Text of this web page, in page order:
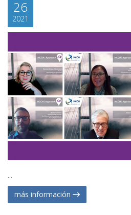
26
2021
...
más información